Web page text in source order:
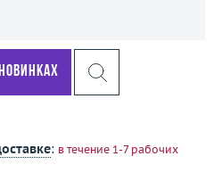
: в течение 1-7 рабочих